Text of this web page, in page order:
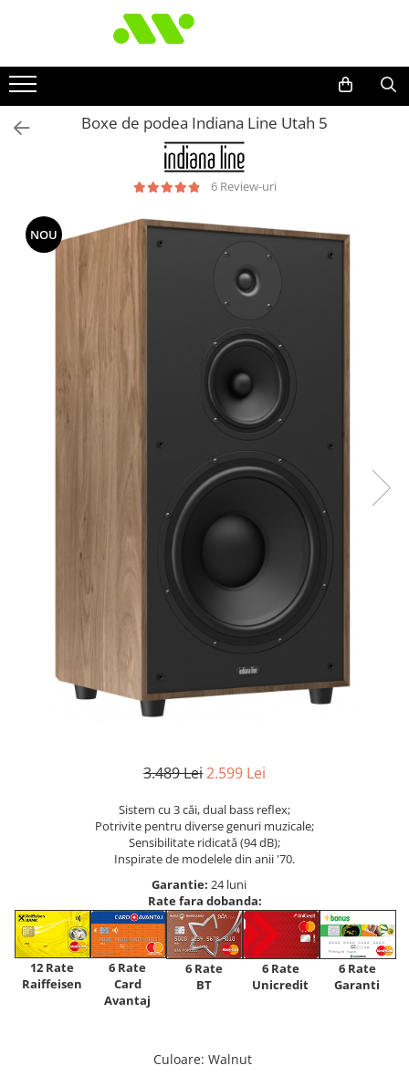
Boxe de podea Indiana Line Utah 5
6 Review-uri
NOU
3.489 Lei2.599 Lei
Sistem cu 3 căi, dual bass reflex;
Potrivite pentru diverse genuri muzicale;
Sensibilitate ridicată (94 dB);
Inspirate de modelele din anii '70.
Garantie: 24 luni
Rate fara dobanda:
12 Rate
Raiffeisen
6 Rate
Card
Avantaj
6 Rate
BT
6 Rate
Unicredit
6 Rate
Garanti
Culoare: Walnut